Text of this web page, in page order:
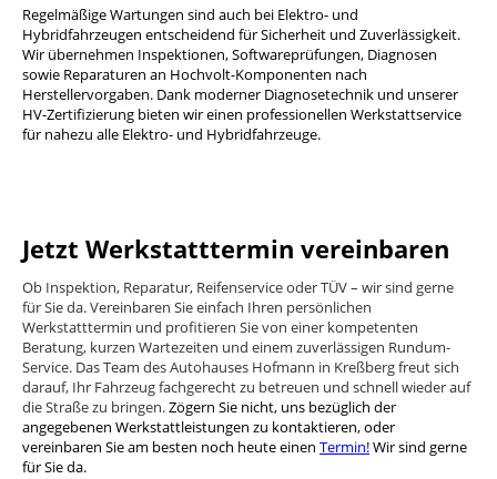
Regelmäßige Wartungen sind auch bei Elektro- und
Hybridfahrzeugen entscheidend für Sicherheit und Zuverlässigkeit.
Wir übernehmen Inspektionen, Softwareprüfungen, Diagnosen
sowie Reparaturen an Hochvolt-Komponenten nach
Herstellervorgaben. Dank moderner Diagnosetechnik und unserer
HV-Zertifizierung bieten wir einen professionellen Werkstattservice
für nahezu alle Elektro- und Hybridfahrzeuge.
Jetzt Werkstatttermin vereinbaren
Ob Inspektion, Reparatur, Reifenservice oder TÜV – wir sind gerne
für Sie da. Vereinbaren Sie einfach Ihren persönlichen
Werkstatttermin und profitieren Sie von einer kompetenten
Beratung, kurzen Wartezeiten und einem zuverlässigen Rundum-
Service. Das Team des Autohauses Hofmann in Kreßberg freut sich
darauf, Ihr Fahrzeug fachgerecht zu betreuen und schnell wieder auf
die Straße zu bringen.Zögern Sie nicht, uns bezüglich der
angegebenen Werkstattleistungen zu kontaktieren, oder
vereinbaren Sie am besten noch heute einen Termin!Wir sind gerne
für Sie da.